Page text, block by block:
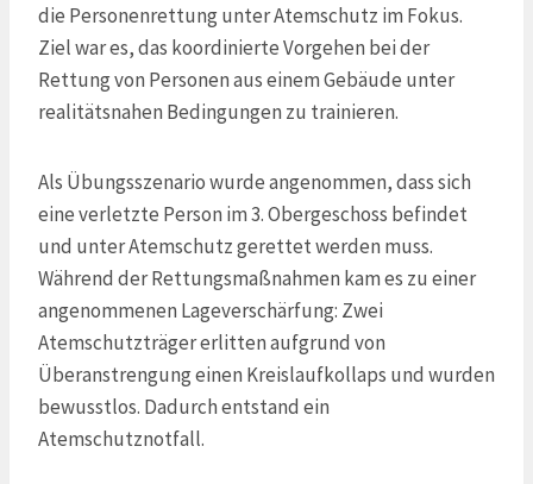
die Personenrettung unter Atemschutz im Fokus.
Ziel war es, das koordinierte Vorgehen bei der
Rettung von Personen aus einem Gebäude unter
realitätsnahen Bedingungen zu trainieren.
Als Übungsszenario wurde angenommen, dass sich
eine verletzte Person im 3. Obergeschoss befindet
und unter Atemschutz gerettet werden muss.
Während der Rettungsmaßnahmen kam es zu einer
angenommenen Lageverschärfung: Zwei
Atemschutzträger erlitten aufgrund von
Überanstrengung einen Kreislaufkollaps und wurden
bewusstlos. Dadurch entstand ein
Atemschutznotfall.